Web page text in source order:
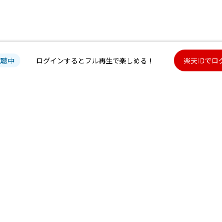
中 ログインするとフル再生で楽しめる！ 楽天IDでロ